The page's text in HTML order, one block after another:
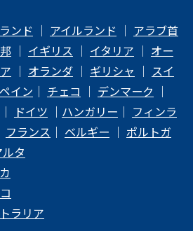
ンド ｜ アイルランド ｜ アラブ首
｜ イギリス ｜ イタリア ｜ オー
｜ オランダ｜ ギリシャ ｜ スイ
イン ｜ チェコ ｜ デンマーク ｜
｜ ドイツ ｜ ハンガリー ｜ フィンラ
フランス ｜ ベルギー ｜ ポルトガ
タ
ラリア